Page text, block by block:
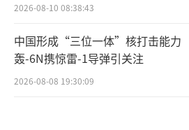
2026-08-10 08:38:43
中国形成“三位一体”核打击能力
轰-6N携惊雷-1导弹引关注
2026-08-08 19:30:09